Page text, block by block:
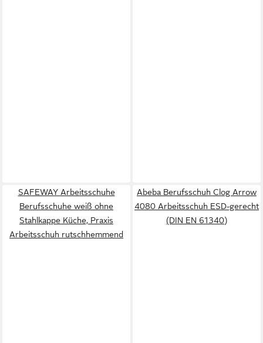
SAFEWAY Arbeitsschuhe
Berufsschuhe weiß ohne
Stahlkappe Küche, Praxis
Arbeitsschuh rutschhemmend
Abeba Berufsschuh Clog Arrow
4080 Arbeitsschuh ESD-gerecht
(DIN EN 61340)